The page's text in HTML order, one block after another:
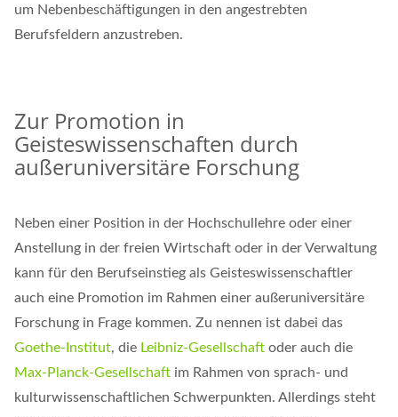
um Nebenbeschäftigungen in den angestrebten
Berufsfeldern anzustreben.
Zur Promotion in
Geisteswissenschaften durch
außeruniversitäre Forschung
Neben einer Position in der Hochschullehre oder einer
Anstellung in der freien Wirtschaft oder in der Verwaltung
kann für den Berufseinstieg als Geisteswissenschaftler
auch eine Promotion im Rahmen einer außeruniversitäre
Forschung in Frage kommen. Zu nennen ist dabei das
Goethe-Institut, die Leibniz-Gesellschaft oder auch die
Max-Planck-Gesellschaft im Rahmen von sprach- und
kulturwissenschaftlichen Schwerpunkten. Allerdings steht